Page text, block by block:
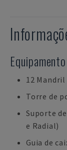
12
Torre de
Suporte
e Radial)
Guia de